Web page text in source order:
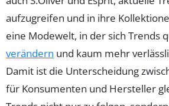
aufzugreifen und in ihre
eine Modewelt, in der sich Trends
verändern und kaum mehr
Damit ist die Unterscheidung
für Konsumenten und Hersteller